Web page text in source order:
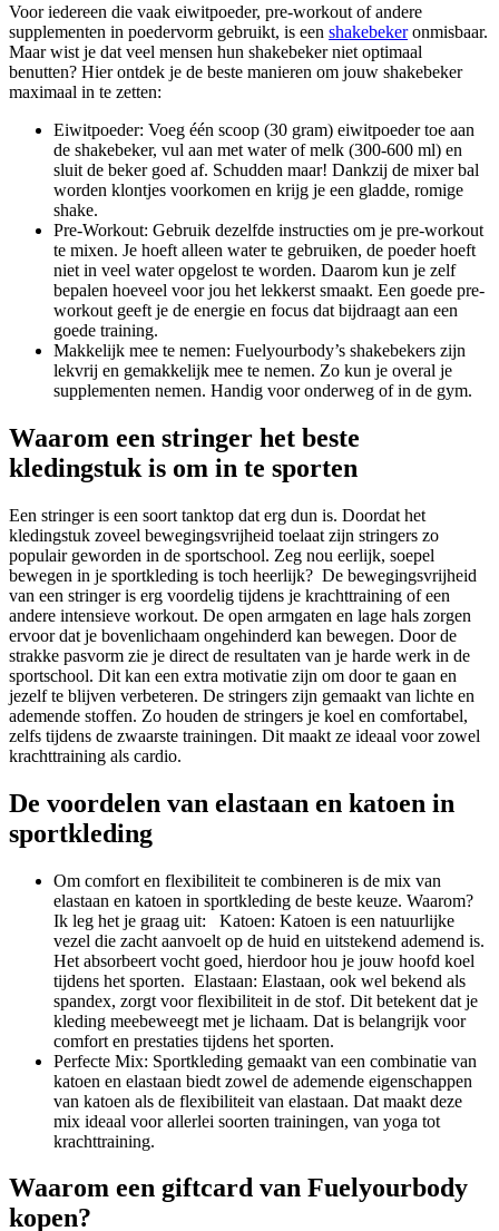
Voor iedereen die vaak eiwitpoeder, pre-workout of andere
supplementen in poedervorm gebruikt, is een shakebekeronmisbaar.
Maar wist je dat veel mensen hun shakebeker niet optimaal
benutten? Hier ontdek je de beste manieren om jouw shakebeker
maximaal in te zetten:
Eiwitpoeder: Voeg één scoop (30 gram) eiwitpoeder toe aan
de shakebeker, vul aan met water of melk (300-600 ml) en
sluit de beker goed af. Schudden maar! Dankzij de mixer bal
worden klontjes voorkomen en krijg je een gladde, romige
shake.
Pre-Workout: Gebruik dezelfde instructies om je pre-workout
te mixen. Je hoeft alleen water te gebruiken, de poeder hoeft
niet in veel water opgelost te worden. Daarom kun je zelf
bepalen hoeveel voor jou het lekkerst smaakt. Een goede pre-
workout geeft je de energie en focus dat bijdraagt aan een
goede training.
Makkelijk mee te nemen: Fuelyourbody’s shakebekers zijn
lekvrij en gemakkelijk mee te nemen. Zo kun je overal je
supplementen nemen. Handig voor onderweg of in de gym.
Waarom een stringer het beste
kledingstuk is om in te sporten
Een stringer is een soort tanktop dat erg dun is. Doordat het
kledingstuk zoveel bewegingsvrijheid toelaat zijn stringers zo
populair geworden in de sportschool. Zeg nou eerlijk, soepel
bewegen in je sportkleding is toch heerlijk? De bewegingsvrijheid
van een stringer is erg voordelig tijdens je krachttraining of een
andere intensieve workout. De open armgaten en lage hals zorgen
ervoor dat je bovenlichaam ongehinderd kan bewegen. Door de
strakke pasvorm zie je direct de resultaten van je harde werk in de
sportschool. Dit kan een extra motivatie zijn om door te gaan en
jezelf te blijven verbeteren. De stringers zijn gemaakt van lichte en
ademende stoffen. Zo houden de stringers je koel en comfortabel,
zelfs tijdens de zwaarste trainingen. Dit maakt ze ideaal voor zowel
krachttraining als cardio.
De voordelen van elastaan en katoen in
sportkleding
Om comfort en flexibiliteit te combineren is de mix van
elastaan en katoen in sportkleding de beste keuze. Waarom?
Ik leg het je graag uit: Katoen: Katoen is een natuurlijke
vezel die zacht aanvoelt op de huid en uitstekend ademend is.
Het absorbeert vocht goed, hierdoor hou je jouw hoofd koel
tijdens het sporten. Elastaan: Elastaan, ook wel bekend als
spandex, zorgt voor flexibiliteit in de stof. Dit betekent dat je
kleding meebeweegt met je lichaam. Dat is belangrijk voor
comfort en prestaties tijdens het sporten.
Perfecte Mix: Sportkleding gemaakt van een combinatie van
katoen en elastaan biedt zowel de ademende eigenschappen
van katoen als de flexibiliteit van elastaan. Dat maakt deze
mix ideaal voor allerlei soorten trainingen, van yoga tot
krachttraining.
Waarom een giftcard van Fuelyourbody
kopen?